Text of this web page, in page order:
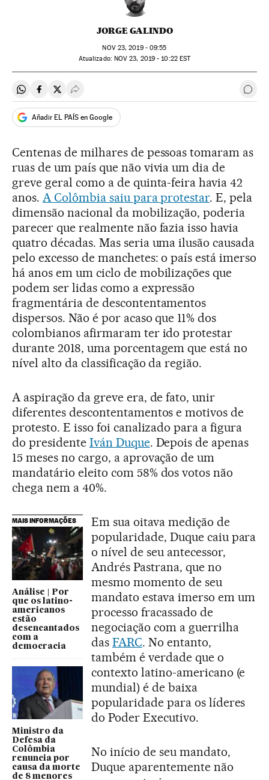
JORGE GALINDO
NOV23, 2019 - 09:55
atualizado: NOV 23, 2019 - 10:22EST
Compartir en Whatsapp
Compartir en Facebook
Compartir en Twitter
Desplegar Redes Sociales
Añadir EL PAÍS en Google
Centenas de milhares de pessoas tomaram as
ruas de um país que não vivia um dia de
greve geral como a de quinta-feira havia 42
anos. A Colômbia saiu para protestar. E, pela
dimensão nacional da mobilização, poderia
parecer que realmente não fazia isso havia
quatro décadas. Mas seria uma ilusão causada
pelo excesso de manchetes: o país está imerso
há anos em um ciclo de mobilizações que
podem ser lidas como a expressão
fragmentária de descontentamentos
dispersos. Não é por acaso que 11% dos
colombianos afirmaram ter ido protestar
durante 2018, uma porcentagem que está no
nível alto da classificação da região.
A aspiração da greve era, de fato, unir
diferentes descontentamentos e motivos de
protesto. E isso foi canalizado para a figura
do presidente Iván Duque. Depois de apenas
15 meses no cargo, a aprovação de um
mandatário eleito com 58% dos votos não
chega nem a 40%.
MAIS INFORMAÇÕES
Análise | Por
que os latino-
americanos
estão
desencantados
com a
democracia
Ministro da
Defesa da
Colômbia
renuncia por
causa da morte
de 8 menores
Em sua oitava medição de
popularidade, Duque caiu para
o nível de seu antecessor,
Andrés Pastrana, que no
mesmo momento de seu
mandato estava imerso em um
processo fracassado de
negociação com a guerrilha
das FARC. No entanto,
também é verdade que o
contexto latino-americano (e
mundial) é de baixa
popularidade para os líderes
do Poder Executivo.
No início de seu mandato,
Duque aparentemente não